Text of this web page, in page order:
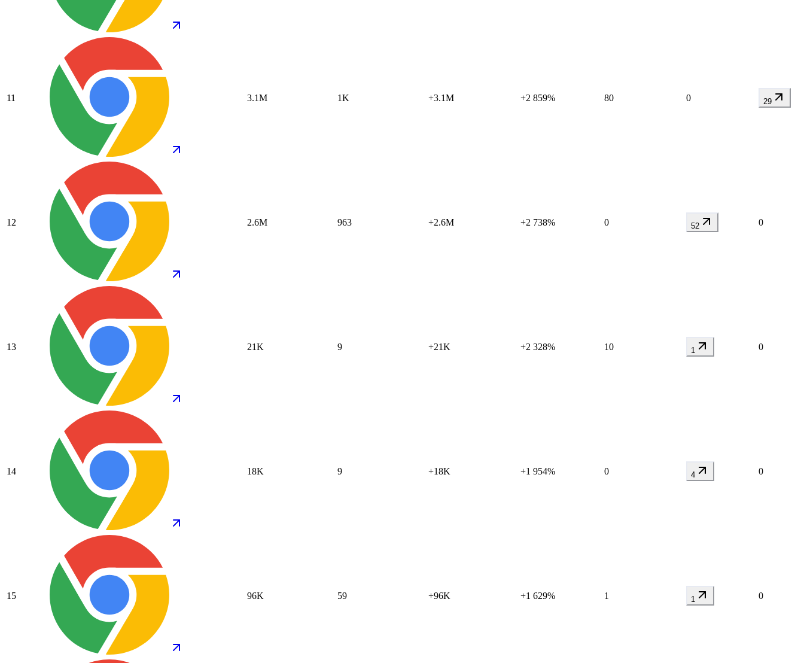
11 3.1M 1K +3.1M +2 859% 80 0 29
12 2.6M 963 +2.6M +2 738% 0 52 0
13 21K 9 +21K +2 328% 10 1 0
14 18K 9 +18K +1 954% 0 4 0
15 96K 59 +96K +1 629% 1 1 0